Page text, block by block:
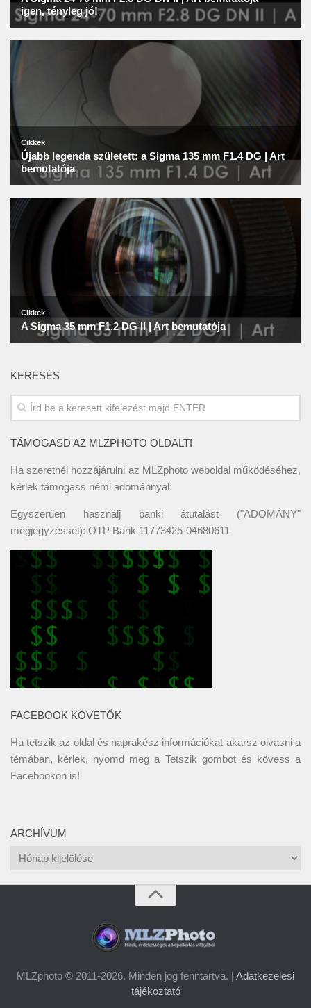
KERESÉS
TÁMOGASD AZ MLZPHOTO OLDALT!
Ha szeretnél hozzájárulni az MLZphoto weboldal működéséhez,
kérlek támogass némi adománnyal:
Egyszerűen használj banki átutalást ("ADOMÁNY"
megjegyzéssel): OTP Bank 11773425-04680611
FACEBOOK KÖVETŐK
Ha tetszik az oldal és naprakész információkat akarsz olvasni a
témában, kérlek, nyomd meg a Tetszik gombot és kövess a
Facebookon is!
ARCHÍVUM
Archívum
MLZphoto © 2011-2026. Minden jog fenntartva. | Adatkezelesi
tájékoztató